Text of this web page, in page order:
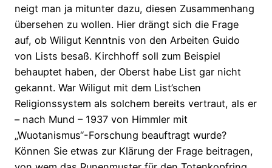
neigt man ja mitunter dazu, diesen Zusammenhang
übersehen zu wollen. Hier drängt sich die Frage
auf, ob Wiligut Kenntnis von den Arbeiten Guido
von Lists besaß. Kirchhoff soll zum Beispiel
behauptet haben, der Oberst habe List gar nicht
gekannt. War Wiligut mit dem List’schen
Religionssystem als solchem bereits vertraut, als er
– nach Mund – 1937 von Himmler mit
„Wuotanismus“-Forschung beauftragt wurde?
Können Sie etwas zur Klärung der Frage beitragen,